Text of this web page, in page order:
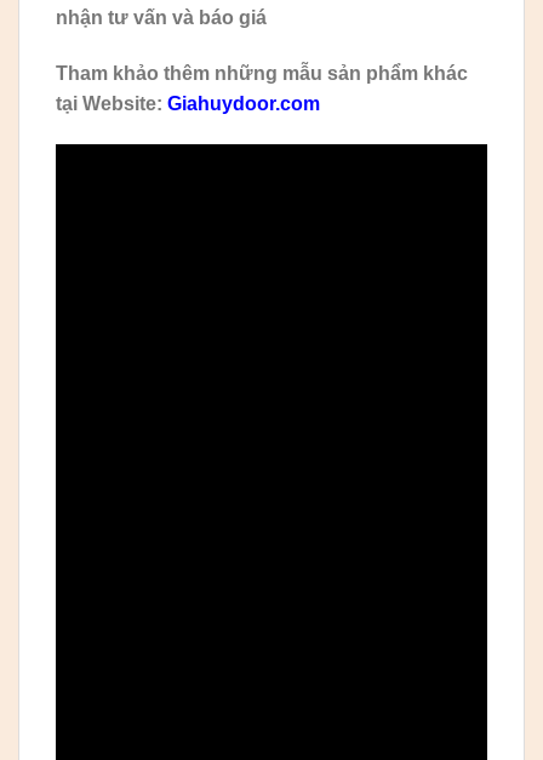
nhận tư vấn và báo giá
Tham khảo thêm những mẫu sản phẩm khác
tại Website: Giahuydoor.com